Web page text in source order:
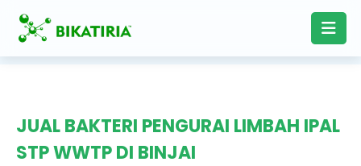
JUAL BAKTERI PENGURAI LIMBAH IPAL
STP WWTP DI BINJAI